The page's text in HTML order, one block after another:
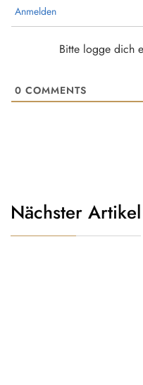
Anmelden
Bitte logge dich
0 COMMENTS
Nächster Artikel